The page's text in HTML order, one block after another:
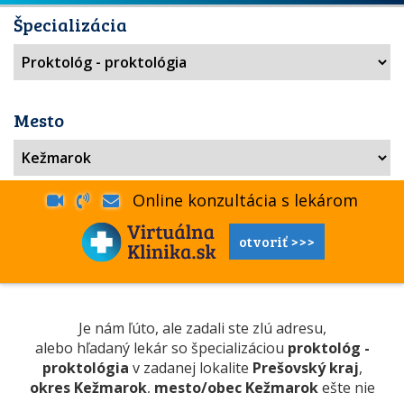
Špecializácia
Mesto
Online konzultácia s lekárom
otvoriť >>>
Je nám ľúto, ale zadali ste zlú adresu,
alebo hľadaný lekár so špecializáciou proktológ -
proktológia v zadanej lokalite Prešovský kraj,
okres Kežmarok, mesto/obec Kežmarokešte nie